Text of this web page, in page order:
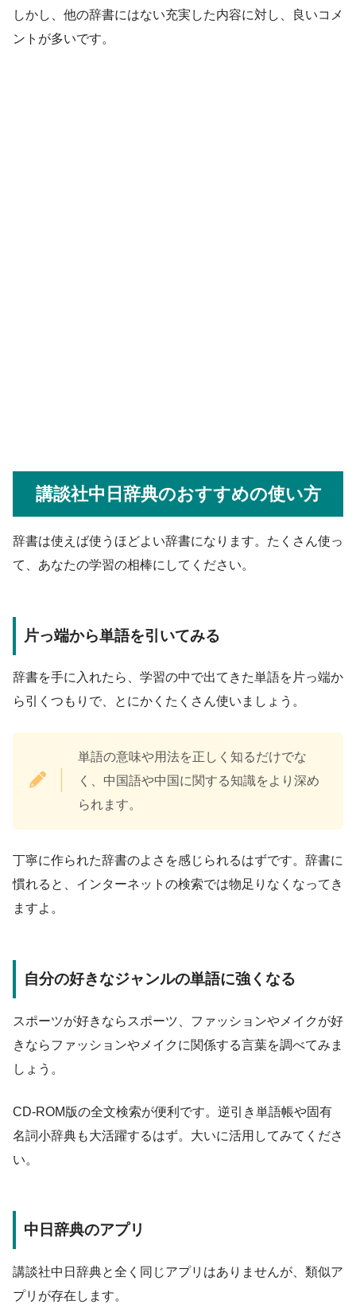
しかし、他の辞書にはない充実した内容に対し、良いコメ
ントが多いです。
講談社中日辞典のおすすめの使い方
辞書は使えば使うほどよい辞書になります。たくさん使っ
て、あなたの学習の相棒にしてください。
片っ端から単語を引いてみる
辞書を手に入れたら、学習の中で出てきた単語を片っ端か
ら引くつもりで、とにかくたくさん使いましょう。
単語の意味や用法を正しく知るだけでな
く、中国語や中国に関する知識をより深め
られます。
丁寧に作られた辞書のよさを感じられるはずです。辞書に
慣れると、インターネットの検索では物足りなくなってき
ますよ。
自分の好きなジャンルの単語に強くなる
スポーツが好きならスポーツ、ファッションやメイクが好
きならファッションやメイクに関係する言葉を調べてみま
しょう。
CD-ROM版の全文検索が便利です。逆引き単語帳や固有
名詞小辞典も大活躍するはず。大いに活用してみてくださ
い。
中日辞典のアプリ
講談社中日辞典と全く同じアプリはありませんが、類似ア
プリが存在します。